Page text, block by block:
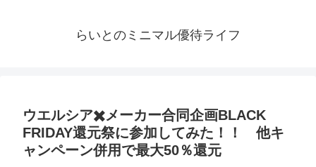
らいとのミニマル優待ライフ
ウエルシア✖️メーカー合同企画BLACK
FRIDAY還元祭に参加してみた！！ 他キ
ャンペーン併用で最大50％還元